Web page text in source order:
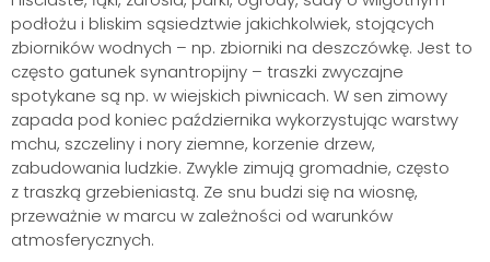
podłożu i bliskim sąsiedztwie jakichkolwiek, stojących
zbiorników wodnych – np. zbiorniki na deszczówkę. Jest to
często gatunek synantropijny – traszki zwyczajne
spotykane są np. w wiejskich piwnicach. W sen zimowy
zapada pod koniec października wykorzystując warstwy
mchu, szczeliny i nory ziemne, korzenie drzew,
zabudowania ludzkie. Zwykle zimują gromadnie, często
z traszką grzebieniastą. Ze snu budzi się na wiosnę,
przeważnie w marcu w zależności od warunków
atmosferycznych.